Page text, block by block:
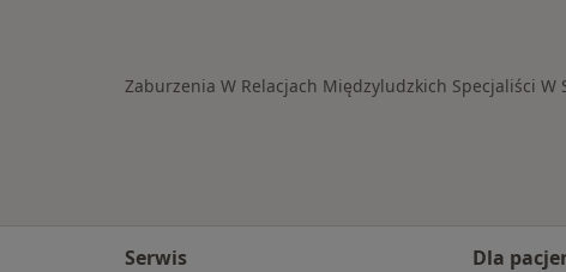
Zaburzenia W Relacjach Międzyludzkich Specjaliści W
Serwis
Dla